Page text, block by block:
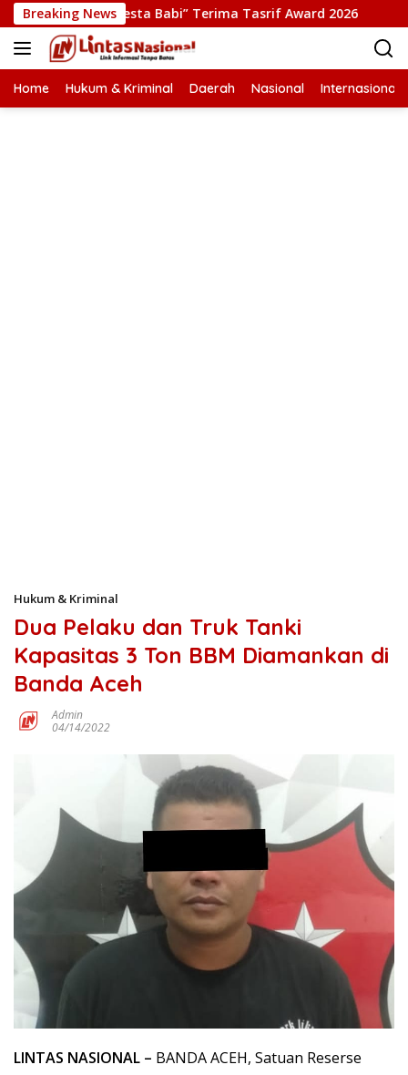
Langsung
ke
konten
Breaking News
Film “Pesta Babi” Terima Tasrif Award 2026
Home Hukum & Kriminal Daerah Nasional Internasional
Hukum & Kriminal
Dua Pelaku dan Truk Tanki
Kapasitas 3 Ton BBM Diamankan di
Banda Aceh
Admin
04/14/2022
LINTAS NASIONAL – BANDA ACEH, Satuan Reserse